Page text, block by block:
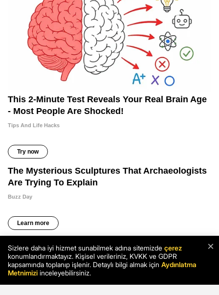
×
Sizlere daha iyi hizmet sunabilmek adına sitemizde çerez
konumlandırmaktayız. Kişisel verileriniz, KVKK ve GDPR
kapsamında toplanıp işlenir. Detaylı bilgi almak için Aydınlatma
Metnimizi inceleyebilirsiniz.